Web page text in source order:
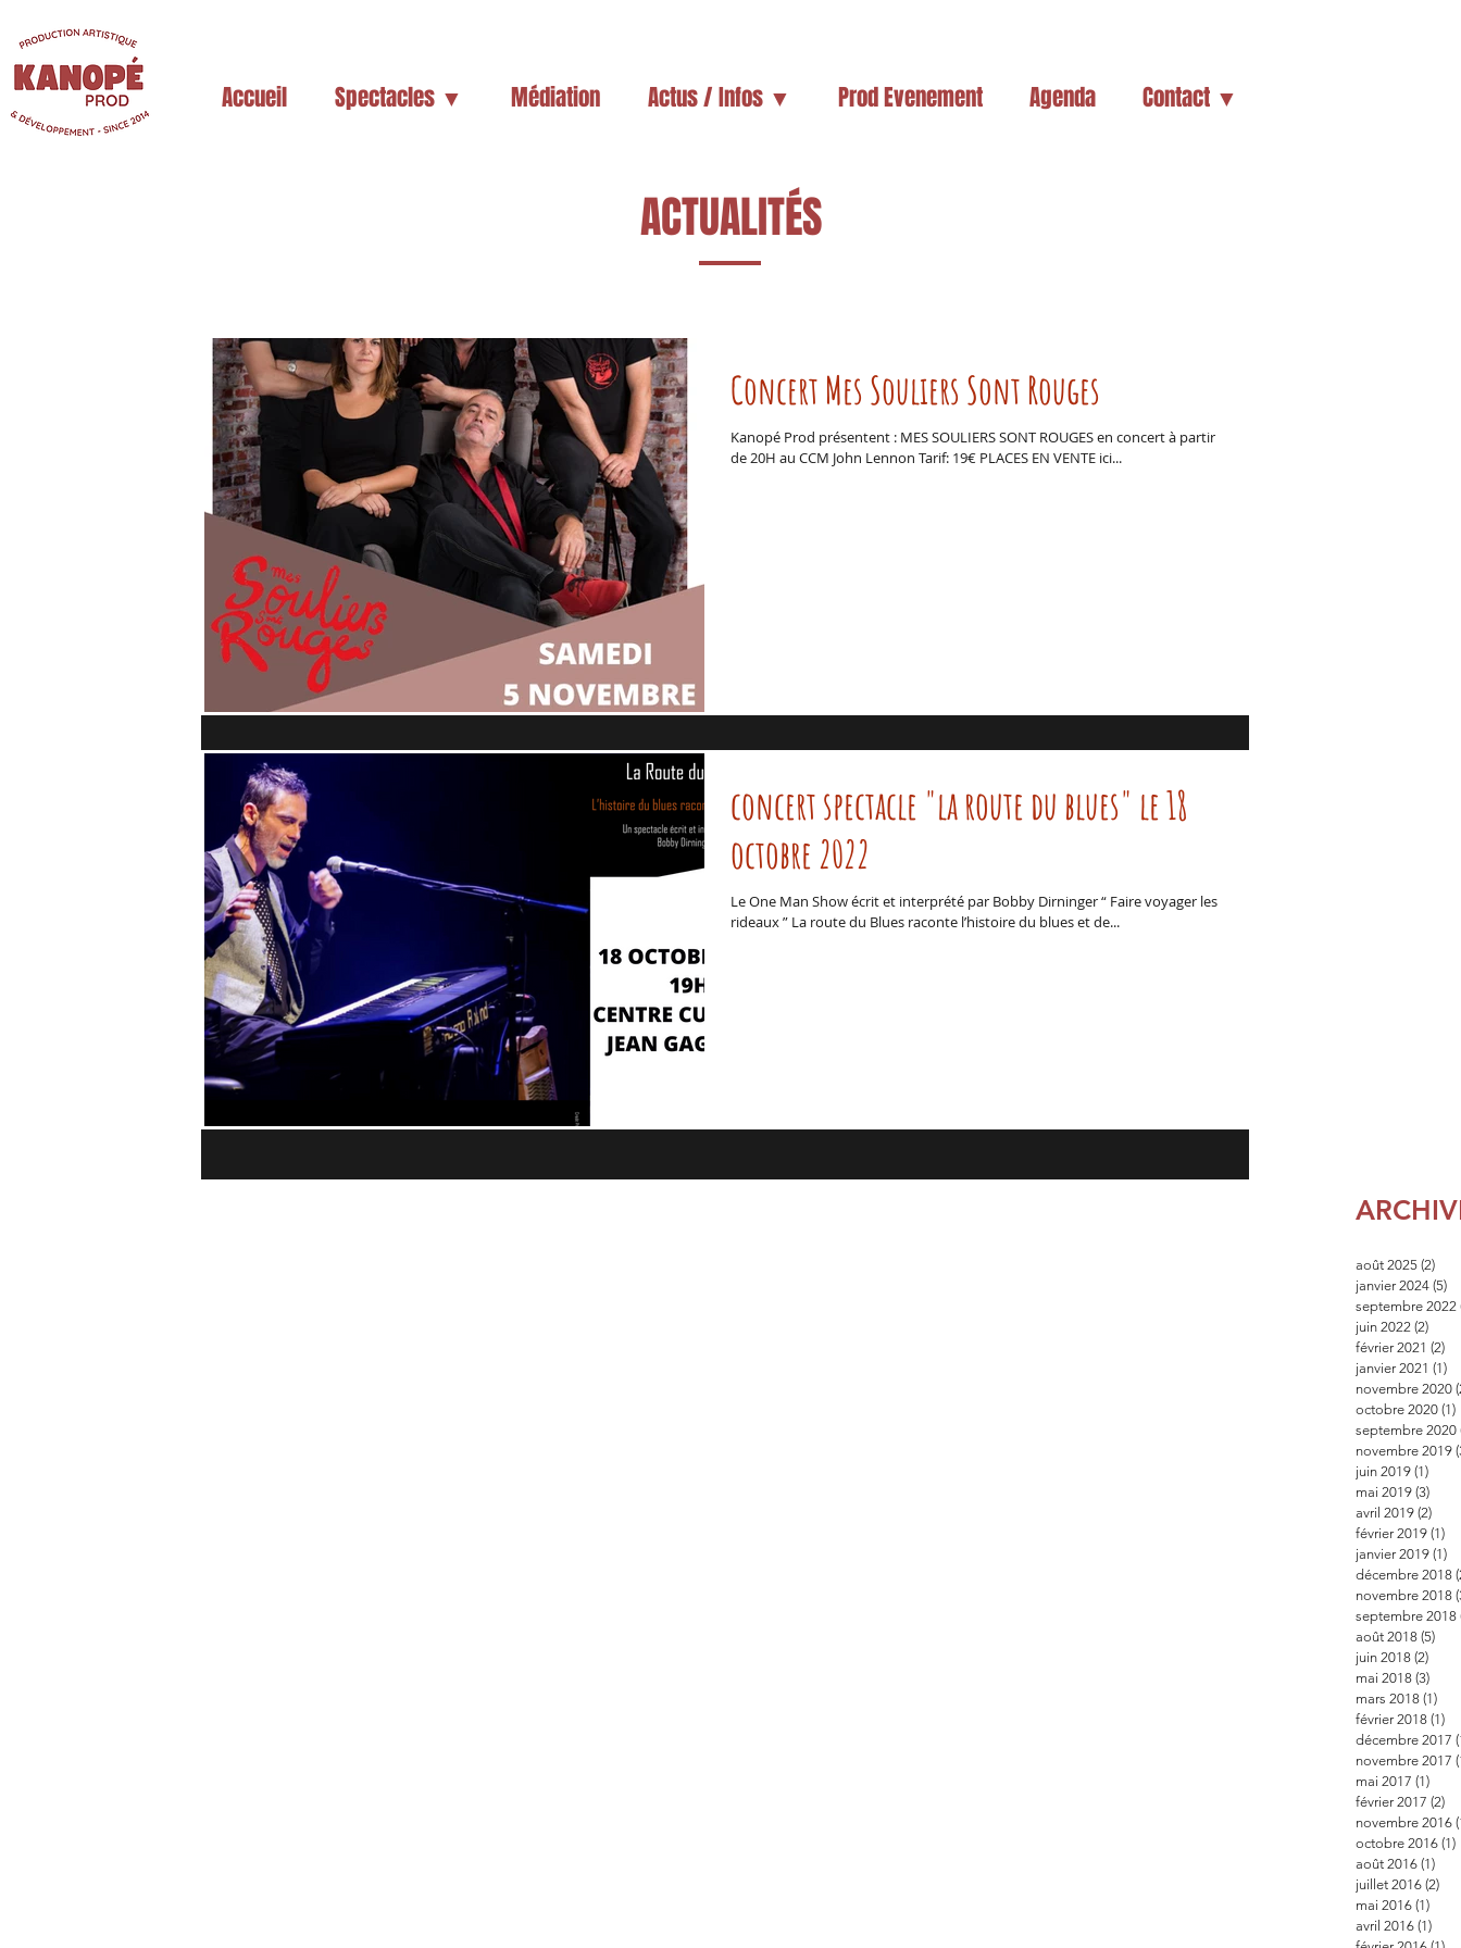
Accueil Spectacles ▼ Médiation Actus / Infos ▼ Prod Evenement Agenda Contact ▼
ACTUALITÉS
Concert Mes Souliers Sont Rouges
Kanopé Prod présentent : MES SOULIERS SONT ROUGES en concert à partir
de 20H au CCM John Lennon Tarif: 19€ PLACES EN VENTE ici...
concert spectacle "la route du blues" le 18
octobre 2022
Le One Man Show écrit et interprété par Bobby Dirninger “ Faire voyager les
rideaux ” La route du Blues raconte l’histoire du blues et de...
août 2025 (2)
janvier 2024 (5)
septembre 2022
juin 2022 (2)
février 2021 (2)
janvier 2021 (1)
novembre 2020
octobre 2020 (1)
septembre 2020
novembre 2019
juin 2019 (1)
mai 2019 (3)
avril 2019 (2)
février 2019 (1)
janvier 2019 (1)
décembre 2018
novembre 2018
septembre 2018
août 2018 (5)
juin 2018 (2)
mai 2018 (3)
mars 2018 (1)
février 2018 (1)
décembre 2017
novembre 2017
mai 2017 (1)
février 2017 (2)
novembre 2016
octobre 2016 (1)
août 2016 (1)
juillet 2016 (2)
mai 2016 (1)
avril 2016 (1)